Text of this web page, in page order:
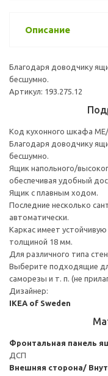
Описание
Благодаря доводчику
бесшумно.
Артикул: 193.275.12
Код кухонного шкафа
Благодаря доводчику
бесшумно.
Ящик напольного/
обеспечивая удобный
Ящик с плавным ходом.
Последние несколько
автоматически.
Каркас имеет
толщиной 18 мм.
Для различного типа
Выберите подходящие
саморезы и т. п. (не
Дизайнер:
IKEA of Sweden
Фронтальная панель
ДСП
Внешняя сторона/